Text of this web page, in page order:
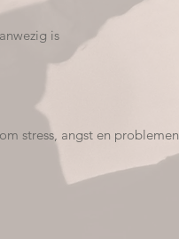
is
stress, angst en problemen